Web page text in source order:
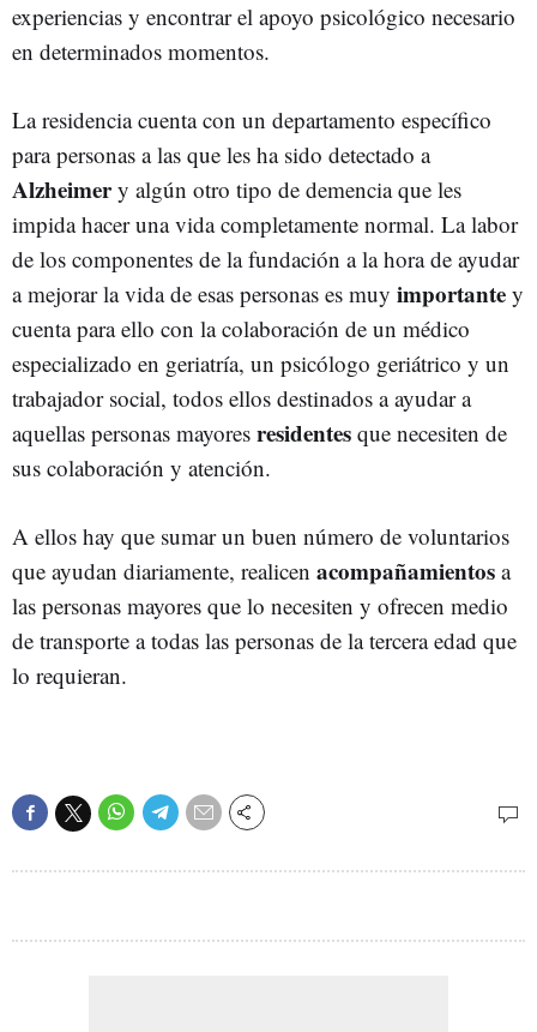
experiencias y encontrar el apoyo psicológico necesario
en determinados momentos.
La residencia cuenta con un departamento específico
para personas a las que les ha sido detectado a
Alzheimery algún otro tipo de demencia que les
impida hacer una vida completamente normal. La labor
de los componentes de la fundación a la hora de ayudar
a mejorar la vida de esas personas es muy importante y
cuenta para ello con la colaboración de un médico
especializado en geriatría, un psicólogo geriátrico y un
trabajador social, todos ellos destinados a ayudar a
aquellas personas mayores residentes que necesiten de
sus colaboración y atención.
A ellos hay que sumar un buen número de voluntarios
que ayudan diariamente, realicen acompañamientos a
las personas mayores que lo necesiten y ofrecen medio
de transporte a todas las personas de la tercera edad que
lo requieran.